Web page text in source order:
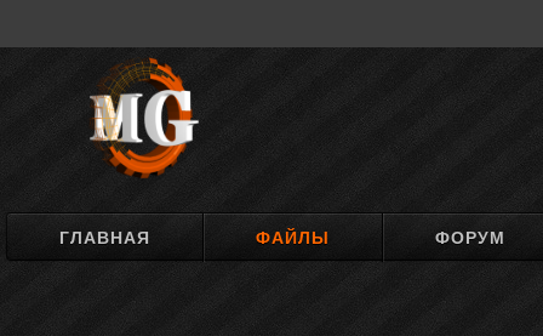
ГЛАВНАЯ ФАЙЛЫ ФОРУМ